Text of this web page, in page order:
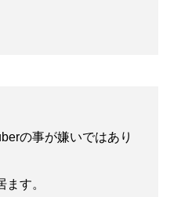
の事が嫌いではあり
す。